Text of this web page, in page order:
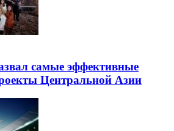
самые эффективные
Центральной Азии